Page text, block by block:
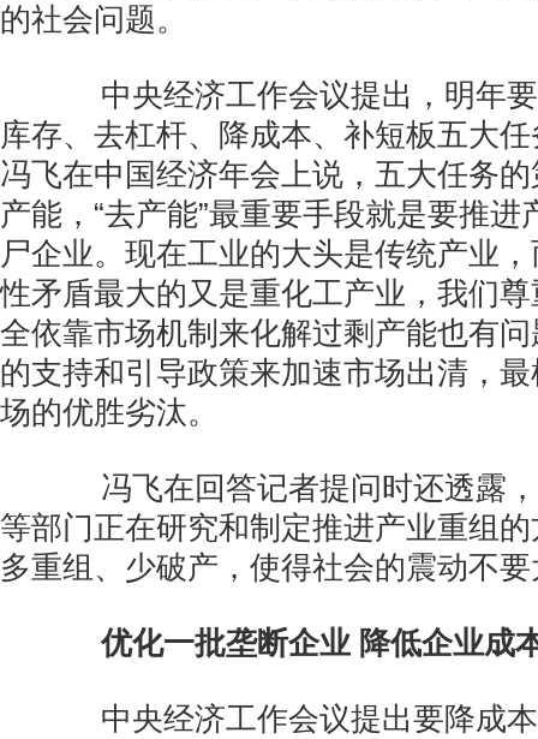
的社会问题。
中央经济工作会议提出，明年要
库存、去杠杆、降成本、补短板五大
冯飞在中国经济年会上说，五大任务
产能，“去产能”最重要手段就是要推
尸企业。现在工业的大头是传统产业
性矛盾最大的又是重化工产业，我们
全依靠市场机制来化解过剩产能也有
的支持和引导政策来加速市场出清，
场的优胜劣汰。
冯飞在回答记者提问时还透露，
等部门正在研究和制定推进产业重组
多重组、少破产，使得社会的震动不
优化一批垄断企业 降低企业成
中央经济工作会议提出要降成本